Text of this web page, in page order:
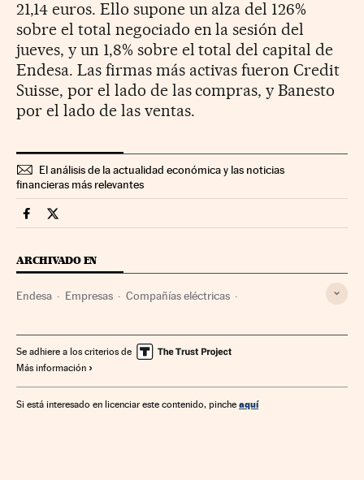
21,14 euros. Ello supone un alza del 126%
sobre el total negociado en la sesión del
jueves, y un 1,8% sobre el total del capital de
Endesa. Las firmas más activas fueron Credit
Suisse, por el lado de las compras, y Banesto
por el lado de las ventas.
El análisis de la actualidad económica y las noticias
financieras más relevantes
Companias Cinco Días en Facebook
Companias Cinco Días en Twitter
ARCHIVADO EN
Endesa Empresas Compañías eléctricas
Se adhiere a los criterios de
Más información
Si está interesado en licenciar este contenido, pinche aquí